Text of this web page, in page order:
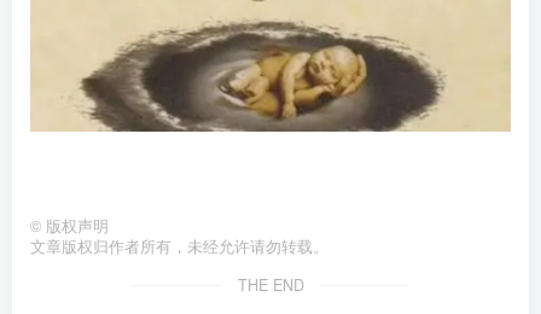
© 版权声明
文章版权归作者所有，未经允许请勿转载。
THE END